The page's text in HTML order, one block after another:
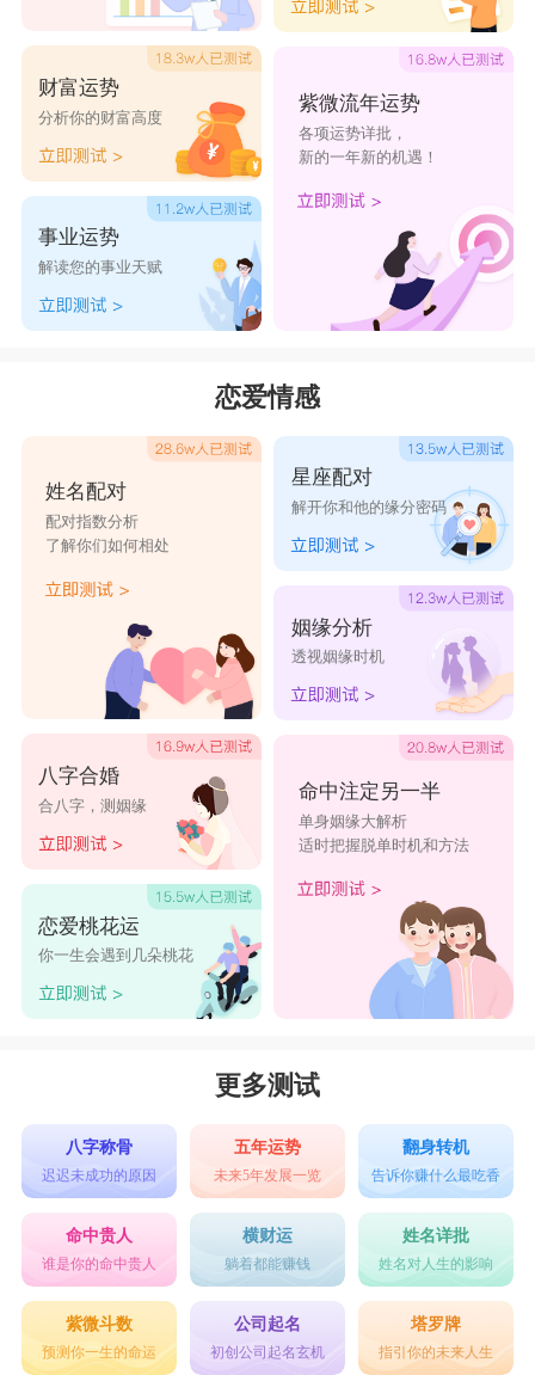
卢羽驰 卢羽天 卢泓景 卢斌煜
卢攀仲 卢攀舟 卢庞光
卢庞列 卢鹏帆
卢鹏式 卢鹏守 卢谱冲
财富运势
分析你的财富高度
事业运势
解读您的事业天赋
紫微流年运势
各项运势详批，
新的一年新的机遇！
恋爱情感
姓名配对
配对指数分析
了解你们如何相处
八字合婚
合八字，测姻缘
恋爱桃花运
你一生会遇到几朵桃花
星座配对
解开你和他的缘分密码
姻缘分析
透视姻缘时机
命中注定另一半
单身姻缘大解析
适时把握脱单时机和方法
更多测试
八字称骨
迟迟未成功的原因
五年运势
未来5年发展一览
翻身转机
告诉你赚什么最吃香
命中贵人
谁是你的命中贵人
横财运
躺着都能赚钱
姓名详批
姓名对人生的影响
紫微斗数
预测你一生的命运
公司起名
初创公司起名玄机
塔罗牌
指引你的未来人生